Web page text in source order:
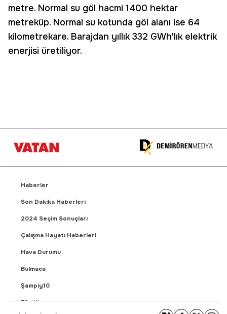
metre. Normal su göl hacmi 1400 hektar
metreküp. Normal su kotunda göl alanı ise 64
kilometrekare. Barajdan yıllık 332 GWh'lık elektrik
enerjisi üretiliyor.
Haberler
Son Dakika Haberleri
2024 Seçim Sonuçları
Çalışma Hayatı Haberleri
Hava Durumu
Bulmaca
Şampiy10
Fikstür